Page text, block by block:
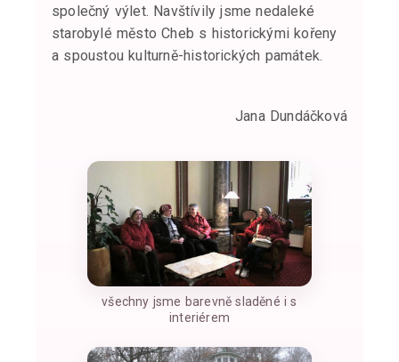
společný výlet. Navštívily jsme nedaleké
starobylé město Cheb s historickými kořeny
a spoustou kulturně-historických památek.
Jana Dundáčková
všechny jsme barevně sladěné i s
interiérem